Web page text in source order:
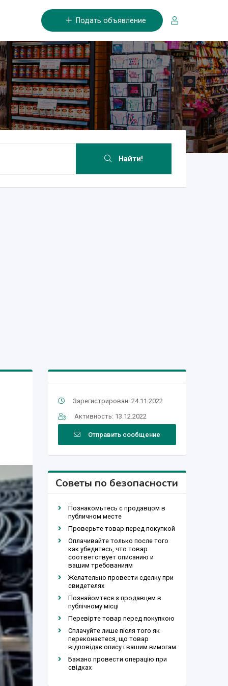
Подать объявление
Найти!
Зарегистрирован: 24.11.2022
Активность: 13.12.2022
Отправить сообщение
Советы по безопасности
Познакомьтесь с продавцом в
публичном месте
Проверьте товар перед покупкой
Оплачивайте только после того
как убедитесь, что товар
соответствует описанию и
вашим требованиям
Желательно провести сделку при
свидетелях
Познайомтеся з продавцем в
публічному місці
Перевірте товар перед покупкою
Сплачуйте лише після того як
переконаєтеся, що товар
відповідає опису і вашим вимогам
Бажано провести операцію при
свідках